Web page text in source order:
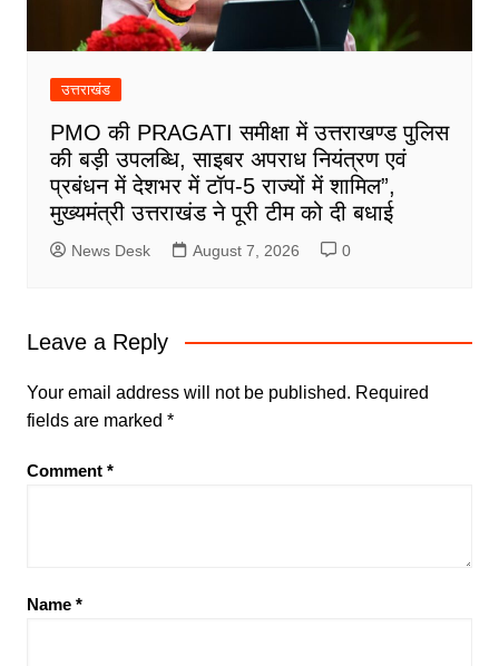
उत्तराखंड
PMO की PRAGATI समीक्षा में उत्तराखण्ड पुलिस
की बड़ी उपलब्धि, साइबर अपराध नियंत्रण एवं
प्रबंधन में देशभर में टॉप-5 राज्यों में शामिल”,
मुख्यमंत्री उत्तराखंड ने पूरी टीम को दी बधाई
News Desk August 7, 2026 0
Leave a Reply
Your email address will not be published. Required
fields are marked *
Comment *
Name *